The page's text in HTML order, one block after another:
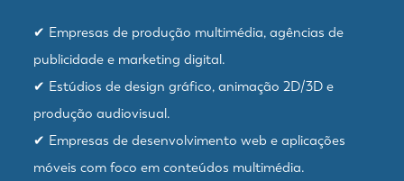
✔ Empresas de produção multimédia, agências de
publicidade e marketing digital.
✔ Estúdios de design gráfico, animação 2D/3D e
produção audiovisual.
✔ Empresas de desenvolvimento web e aplicações
móveis com foco em conteúdos multimédia.